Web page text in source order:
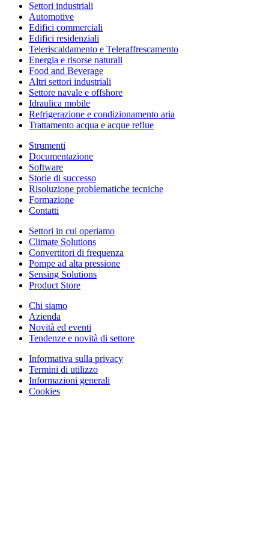
Settori industriali
Automotive
Edifici commerciali
Edifici residenziali
Teleriscaldamento e Teleraffrescamento
Energia e risorse naturali
Food and Beverage
Altri settori industriali
Settore navale e offshore
Idraulica mobile
Refrigerazione e condizionamento aria
Trattamento acqua e acque reflue
Strumenti
Documentazione
Software
Storie di successo
Risoluzione problematiche tecniche
Formazione
Contatti
Settori in cui operiamo
Climate Solutions
Convertitori di frequenza
Pompe ad alta pressione
Sensing Solutions
Product Store
Chi siamo
Azienda
Novità ed eventi
Tendenze e novità di settore
Informativa sulla privacy
Termini di utilizzo
Informazioni generali
Cookies